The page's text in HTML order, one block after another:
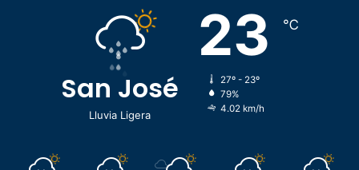
San José
Lluvia Ligera
23 ℃
27º - 23º
79%
4.02 km/h